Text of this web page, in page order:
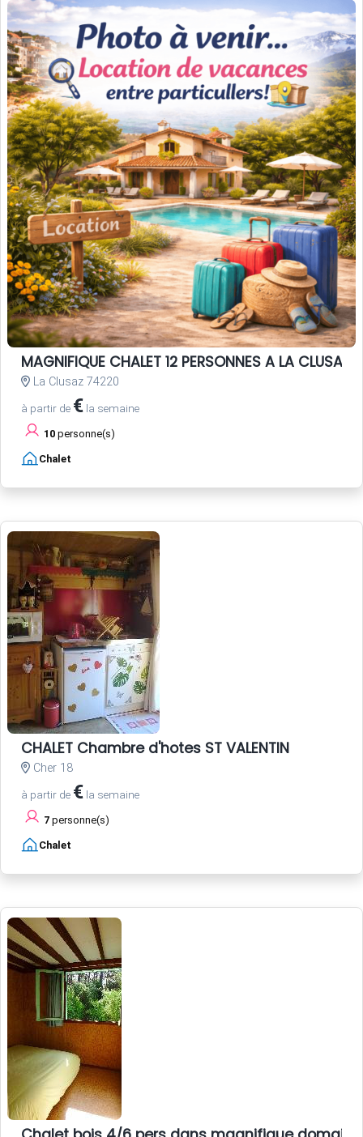
MAGNIFIQUE CHALET 12 PERSONNES A LA
La Clusaz 74220
à partir de € la semaine
10 personne(s)
Chalet
CHALET Chambre d'hotes ST VALENTIN
Cher 18
à partir de € la semaine
7 personne(s)
Chalet